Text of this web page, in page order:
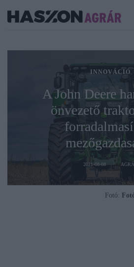
INNOVÁCIÓ
A John Deere
önvezető
2021-08-08
Fotó: